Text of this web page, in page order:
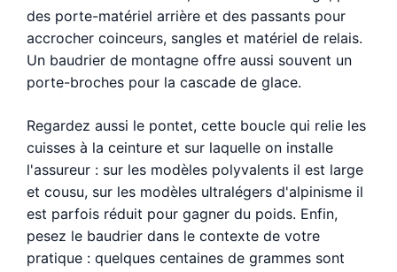
des porte-matériel arrière et des passants pour
accrocher coinceurs, sangles et matériel de relais.
Un baudrier de montagne offre aussi souvent un
porte-broches pour la cascade de glace.
Regardez aussi le pontet, cette boucle qui relie les
cuisses à la ceinture et sur laquelle on installe
l'assureur : sur les modèles polyvalents il est large
et cousu, sur les modèles ultralégers d'alpinisme il
est parfois réduit pour gagner du poids. Enfin,
pesez le baudrier dans le contexte de votre
pratique : quelques centaines de grammes sont